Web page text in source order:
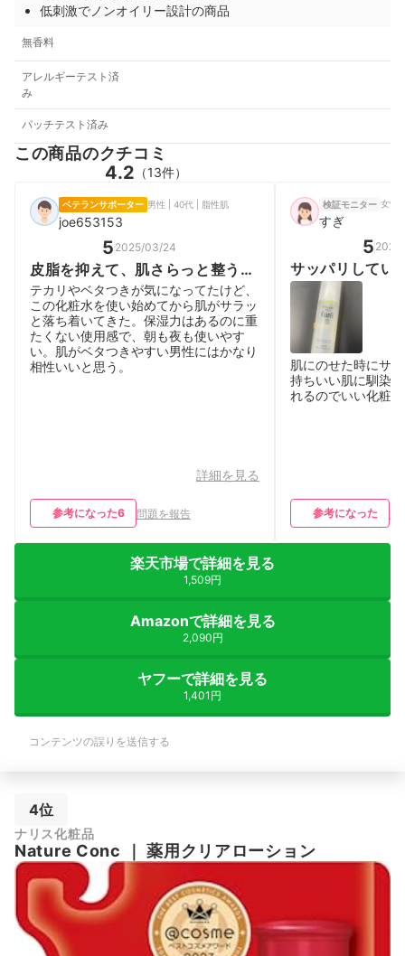
低刺激でノンオイリー設計の商品
無香料
アレルギーテスト済
み
パッチテスト済み
この商品のクチコミ
4.2 （13件）
ベテランサポーター 男性 | 40代 | 脂性肌
joe653153
5 2025/03/24
皮脂を抑えて、肌さらっと整う一
本
テカリやベタつきが気になってたけど、
この化粧水を使い始めてから肌がサラッ
と落ち着いてきた。保湿力はあるのに重
たくない使用感で、朝も夜も使いやす
い。肌がベタつきやすい男性にはかなり
相性いいと思う。
詳細を見る
参考になった6 問題を報告
検証モニター 女性
すぎ
5
サッパリしてい
肌にのせた時にサ
持ちいい肌に馴染
れるのでいい化粧
参考になった
楽天市場で詳細を見る
1,509円
Amazonで詳細を見る
2,090円
ヤフーで詳細を見る
1,401円
コンテンツの誤りを送信する
4位
ナリス化粧品
Nature Conc ｜薬用クリアローション